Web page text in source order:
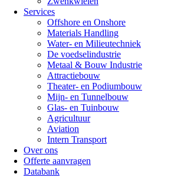
Services
Offshore en Onshore
Materials Handling
Water- en Milieutechniek
De voedselindustrie
Metaal & Bouw Industrie
Attractiebouw
Theater- en Podiumbouw
Mijn- en Tunnelbouw
Glas- en Tuinbouw
Agricultuur
Aviation
Intern Transport
Over ons
Offerte aanvragen
Databank